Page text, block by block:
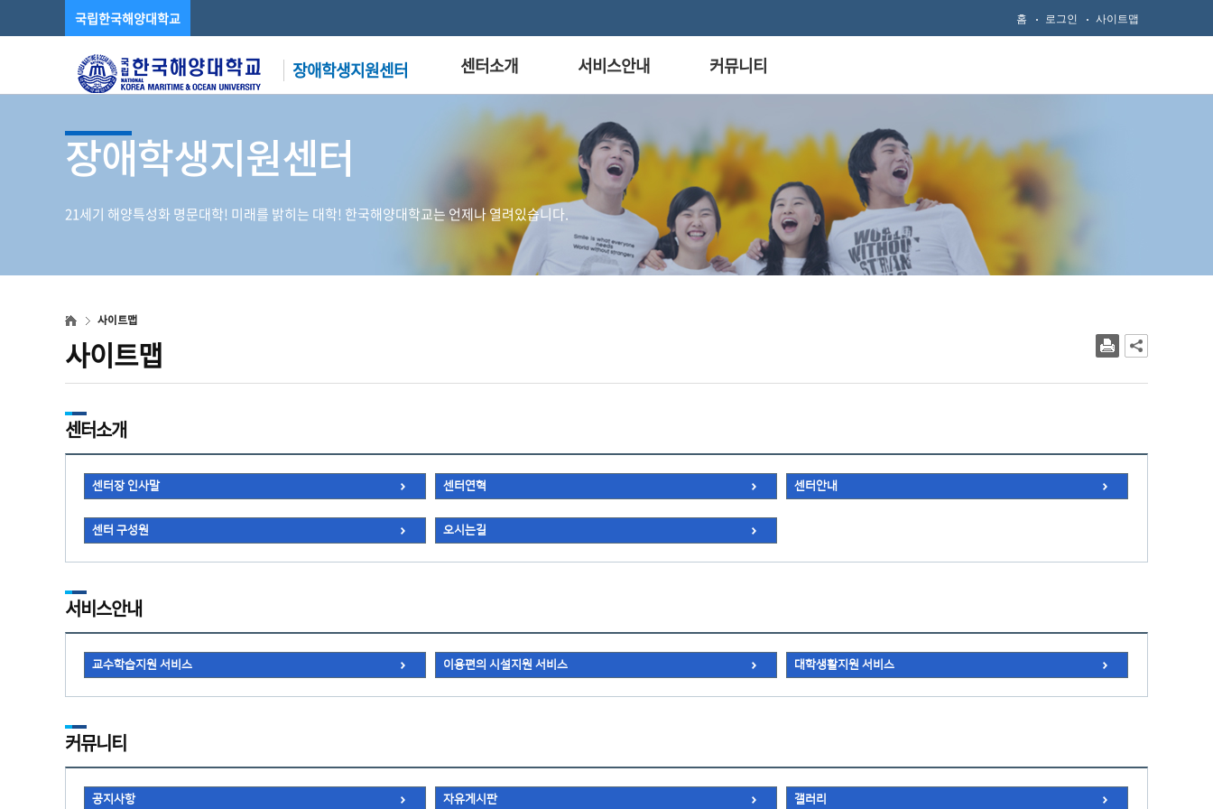
국립한국해양대학교
장애학생지원센터
홈 로그인 사이트맵
센터소개 서비스안내 커뮤니티
장애학생지원센터
21세기 해양특성화 명문대학! 미래를 밝히는 대학! 한국해양대학교는 언제나 열려있습니다.
사이트맵
사이트맵
센터소개
센터장 인사말 센터연혁 센터안내
센터 구성원 오시는길
서비스안내
교수학습지원 서비스 이용편의 시설지원 서비스 대학생활지원 서비스
커뮤니티
공지사항 자유게시판 갤러리